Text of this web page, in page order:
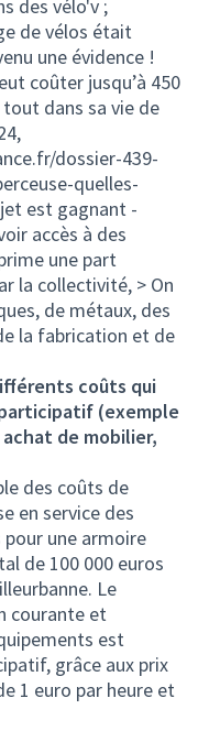
des vélo'v ;
de vélos était
une évidence !
coûter jusqu’à 450
dans sa vie de
dossier-439-
quelles-
est gagnant -
accès à des
une part
la collectivité, > On
de métaux, des
la fabrication et de
coûts qui
(exemple
de mobilier,
des coûts de
en service des
pour une armoire
de 100 000 euros
Le
courante et
est
grâce aux prix
1 euro par heure et